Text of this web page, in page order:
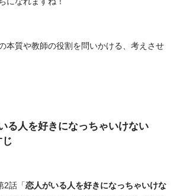
本質や教師の役割を問いかける、考えさせ
る人を好きになっちゃいけない
2話「恋人がいる人を好きになっちゃいけな